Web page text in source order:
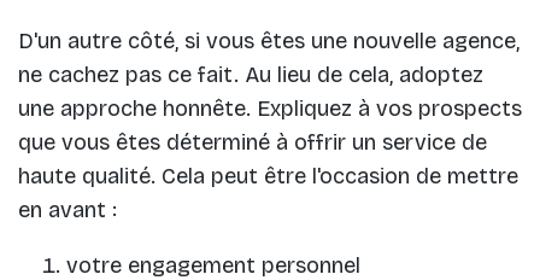
D'un autre côté, si vous êtes une nouvelle agence,
ne cachez pas ce fait. Au lieu de cela, adoptez
une approche honnête. Expliquez à vos prospects
que vous êtes déterminé à offrir un service de
haute qualité. Cela peut être l'occasion de mettre
en avant :
votre engagement personnel